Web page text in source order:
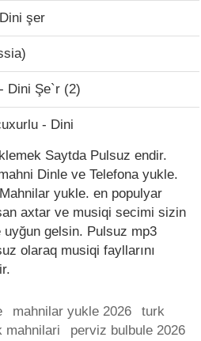
şer
Dini Şe`r (2)
- Dini
Saytda Pulsuz endir.
Dinle ve Telefona yukle.
yukle. en populyar
axtar ve musiqi secimi sizin
uyğun gelsin. Pulsuz mp3
olaraq musiqi fayllarını
mahnilar yukle 2026
turk
mahnilari
perviz bulbule 2026